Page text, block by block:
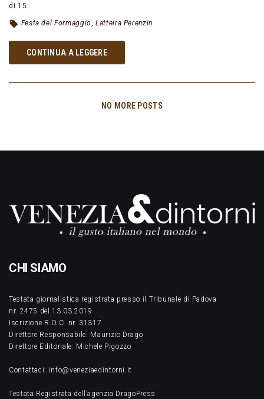
di 15…
Festa del Formaggio,Latteira Perenzin
CONTINUA A LEGGERE
NO MORE POSTS
CHI SIAMO
Testata giornalistica registrata presso il Tribunale di Padova
nr. 2475 del 13.03.2019
Iscrizione R.O.C. nr. 31317
Direttore Responsabile: Maurizio Drago
Direttore Editoriale: Michele Pigozzo
Contattaci: info@veneziaedintorni.it
Testata Registrata dell’agenzia DragoPress